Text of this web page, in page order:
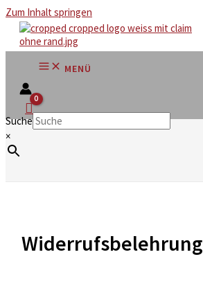
Zum Inhalt springen
MENÜ
Suche
×
Widerrufsbelehrung